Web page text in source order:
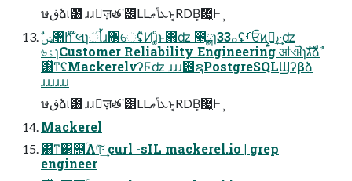
ษڧձ୲౰ ɹɹٕज़తʹ͸LLܥݴޠͱ͔RDB͕޷͖Ͱ͢
৬ۀɿCustomer Reliability Engineering ॴଐɿגࣜձࣾ
͸ͯͳʢMackerelνʔϜʣ ɹɹɹ೔ຊPostgreSQLϢʔβձ
ɹɹɹɹɹɹ
ษڧձ୲౰ ɹɹٕज़తʹ͸LLܥݴޠͱ͔RDB͕޷͖Ͱ͢
Mackerel
͸ͯͳ͸஥ؒΛ୳ͯ͠·͢ curl -sIL mackerel.io | grep
engineer